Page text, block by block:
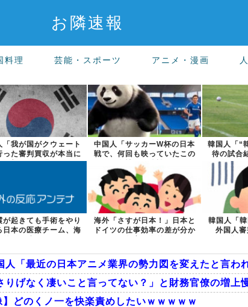
お隣速報
料理 芸能・スポーツ アニメ・漫画
「我が国がクウェート
った審判買収が本当に
深刻である理...
中国人「サッカーW杯の日本
戦で、何回も映っていたこの
女性は一体誰...
韓国人「“
待の試合
い
が起きても手術をやり
日本の医療チーム、海
海外「さすが日本！」日本と
ドイツの仕事効率の差が分か
韓国人「韓
外国人
人「最近の日本アニメ業界の勢力図を変えたと言
りげなく凄いこと言ってない？」と財務官僚の増上
】どのくノ一を快楽責めしたいｗｗｗｗｗ